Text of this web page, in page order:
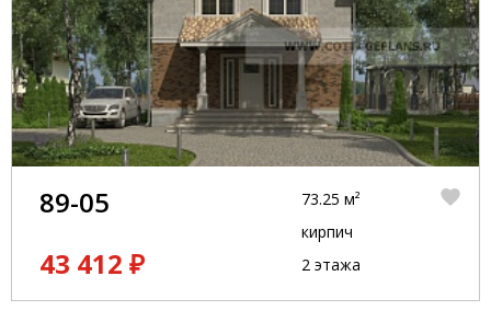
89-05
43 412 ₽
73.25 м²
кирпич
2 этажа